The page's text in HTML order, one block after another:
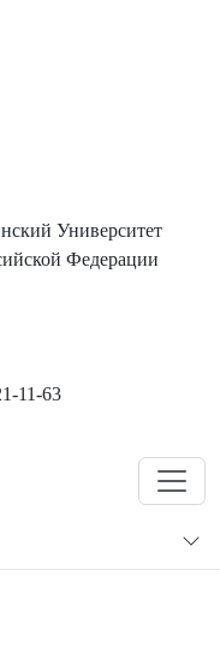
Университет
Федерации
11-63